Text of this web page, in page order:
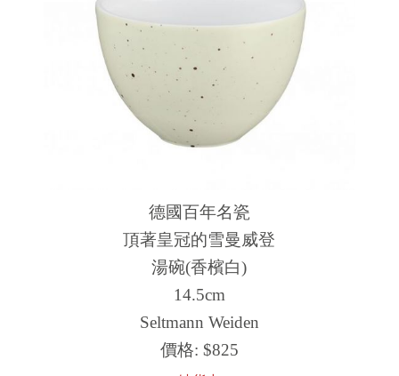
德國百年名瓷
頂著皇冠的雪曼威登
湯碗(香檳白)
14.5cm
Seltmann Weiden
價格: $825